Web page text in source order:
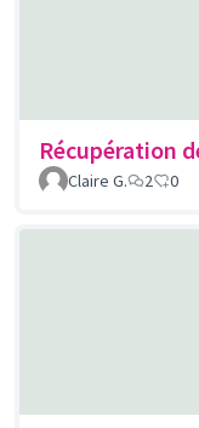
Récupération
Claire G.
2 0